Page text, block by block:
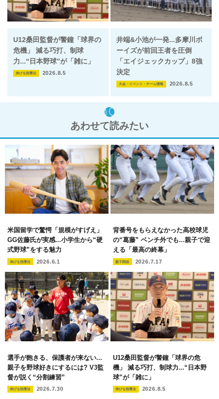
U12桑田監督が警鐘「球界の
危機」 減る巧打、制球
力...“日本野球”が「雑に」
伸びる指導法 2026.8.5
井端&小池が一発...多摩川ボ
ーイズが前回王者を圧倒
「エイジェックカップ」8強
決定
大会・イベント・チーム情報 2026.8.5
あわせて読みたい
米国留学で驚愕「規模がすげえ」
GG佐藤氏が実感...小学生から“硬
式野球”をする魅力
伸びる指導法 2026.6.1
背番号をもらえなかった高校球児
の“葛藤” ベンチ外でも...親子で迎
える「最高の終幕」
親子関係 2026.7.17
選手が飽きる、保護者が来ない...
親子を野球好きにするには? V3監
督が説く“分割練習”
伸びる指導法 2026.7.30
U12桑田監督が警鐘「球界の危
機」 減る巧打、制球力...“日本野
球”が「雑に」
伸びる指導法 2026.8.5